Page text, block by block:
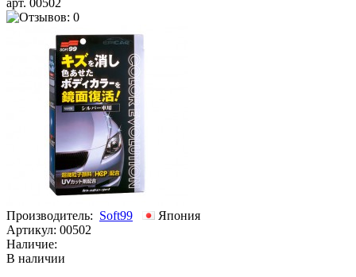
Производитель: Soft99
Япония
Артикул: 00502
Наличие:
В наличии